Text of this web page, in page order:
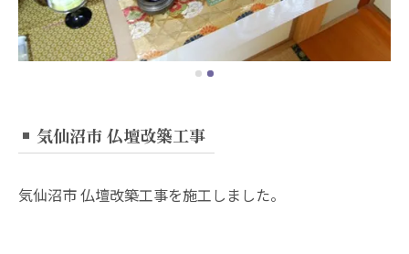
気仙沼市 仏壇改築工事
気仙沼市 仏壇改築工事を施工しました。